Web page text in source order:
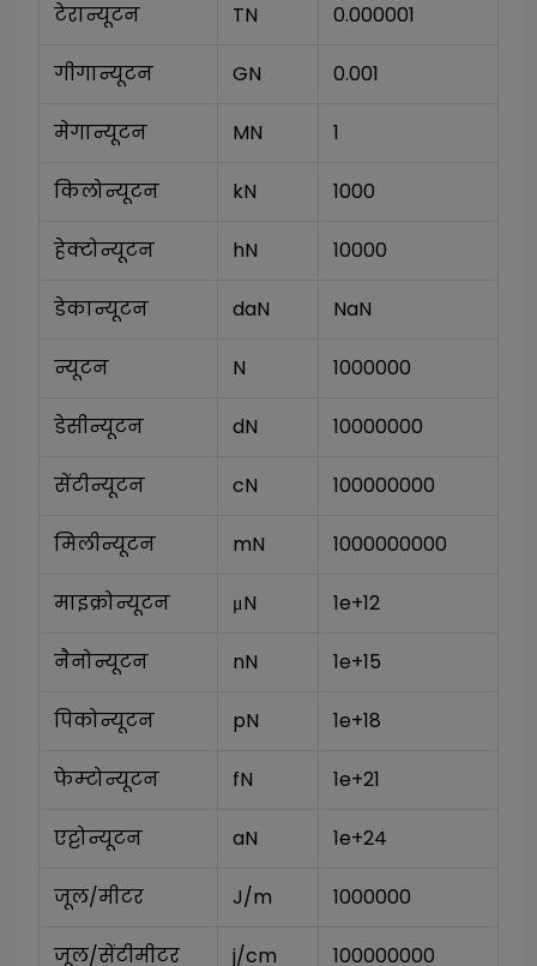
टेरान्यूटन TN 0.000001
गीगान्यूटन GN 0.001
मेगान्यूटन MN 1
किलोन्यूटन kN 1000
हेक्टोन्यूटन hN 10000
डेकान्यूटन daN NaN
न्यूटन N 1000000
डेसीन्यूटन dN 10000000
सेंटीन्यूटन cN 100000000
मिलीन्यूटन mN 1000000000
माइक्रोन्यूटन μN 1e+12
नैनोन्यूटन nN 1e+15
पिकोन्यूटन pN 1e+18
फेम्टोन्यूटन fN 1e+21
एट्टोन्यूटन aN 1e+24
जूल/मीटर J/m 1000000
जूल/सेंटीमीटर j/cm 100000000